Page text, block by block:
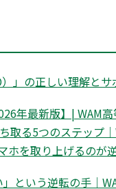
」の正しい理解と
年最新版】| WAM
取る5つのステッ
を取り上げるのが
という逆転の手｜